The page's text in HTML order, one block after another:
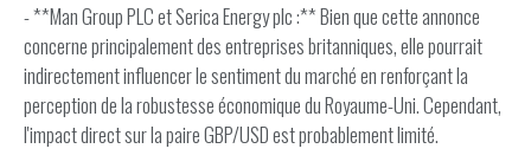
- **Man Group PLC et Serica Energy plc :** Bien que cette annonce
concerne principalement des entreprises britanniques, elle pourrait
indirectement influencer le sentiment du marché en renforçant la
perception de la robustesse économique du Royaume-Uni. Cependant,
l'impact direct sur la paire GBP/USD est probablement limité.